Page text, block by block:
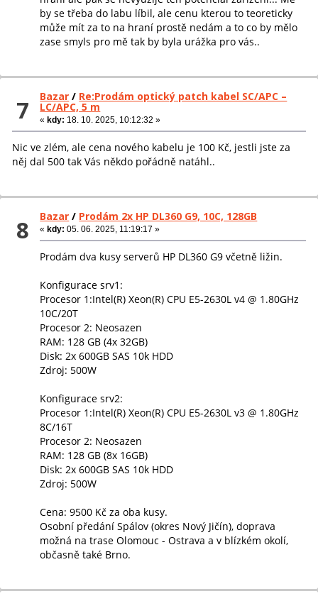
by se třeba do labu líbil, ale cenu kterou to teoreticky
může mít za to na hraní prostě nedám a to co by mělo
zase smyls pro mě tak by byla urážka pro vás..
7 Bazar / Re:Prodám optický patch kabel SC/APC –
LC/APC, 5 m
«kdy: 18. 10. 2025, 10:12:32 »
Nic ve zlém, ale cena nového kabelu je 100 Kč, jestli jste za
něj dal 500 tak Vás někdo pořádně natáhl..
8 Bazar / Prodám 2x HP DL360 G9, 10C, 128GB
«kdy: 05. 06. 2025, 11:19:17 »
Prodám dva kusy serverů HP DL360 G9 včetně ližin.
Konfigurace srv1:
Procesor 1:Intel(R) Xeon(R) CPU E5-2630L v4 @ 1.80GHz
10C/20T
Procesor 2: Neosazen
RAM: 128 GB (4x 32GB)
Disk: 2x 600GB SAS 10k HDD
Zdroj: 500W
Konfigurace srv2:
Procesor 1:Intel(R) Xeon(R) CPU E5-2630L v3 @ 1.80GHz
8C/16T
Procesor 2: Neosazen
RAM: 128 GB (8x 16GB)
Disk: 2x 600GB SAS 10k HDD
Zdroj: 500W
Cena: 9500 Kč za oba kusy.
Osobní předání Spálov (okres Nový Jičín), doprava
možná na trase Olomouc - Ostrava a v blízkém okolí,
občasně také Brno.